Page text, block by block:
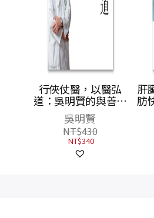
行俠仗醫，以醫弘
道：吳明賢的與善同
行之路
吳明賢
NT$430
NT$340
肝
肪